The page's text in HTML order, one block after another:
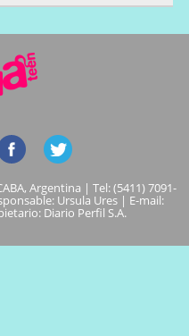
Argentina | Tel: (5411) 7091-
Ursula Ures | E-mail:
Diario Perfil S.A.